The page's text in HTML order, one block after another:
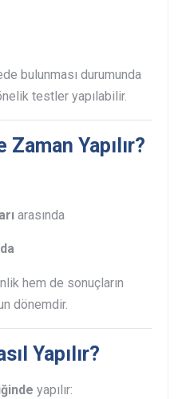
bulunması durumunda
testler yapılabilir.
Yapılır?
arasında
hem de sonuçların
dönemdir.
Yapılır?
yapılır: